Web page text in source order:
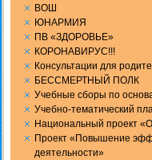
ВОШ
ЮНАРМИЯ
ПВ «ЗДОРОВЬЕ»
КОРОНАВИРУС!!!
Консультации для
БЕССМЕРТНЫЙ ПОЛК
Учебные сборы по
Учебно-тематический
Национальный проект
Проект «Повышение
деятельности»